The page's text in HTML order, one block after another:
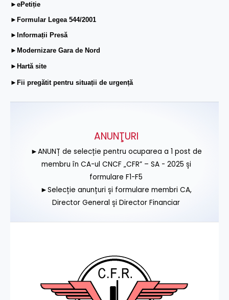
►ePetiție
►Formular Legea 544/2001
►Informații Presă
►Modernizare Gara de Nord
►Hartă site
►Fii pregătit pentru situații de urgență
ANUNŢURI
►ANUNȚ de selecție pentru ocuparea a 1 post de
membru în CA-ul CNCF „CFR” – SA - 2025 și
formulare F1-F5
►Selecție anunțuri și formulare membri CA,
Director General și Director Financiar